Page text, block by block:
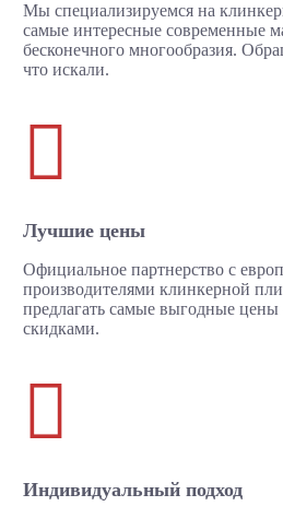
Мы специализируемся на
самые интересные современные
бесконечного многообразия.
что искали.

Лучшие цены
Официальное партнерство с
производителями клинкерной
предлагать самые выгодные
скидками.

Индивидуальный подход